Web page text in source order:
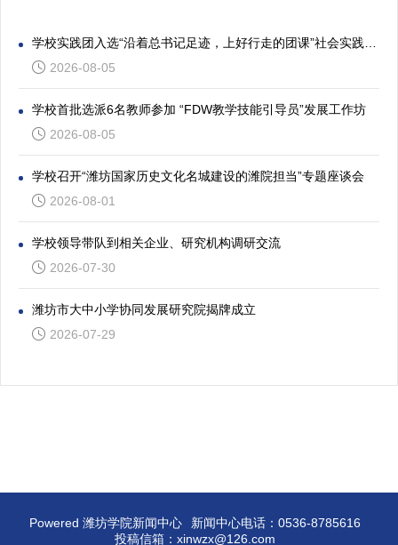
2026-08-05
学校首批选派6名教师参加 “FDW教学技能引导员”发展工作坊
2026-08-05
学校召开“潍坊国家历史文化名城建设的潍院担当”专题座谈会
2026-08-01
学校领导带队到相关企业、研究机构调研交流
2026-07-30
潍坊市大中小学协同发展研究院揭牌成立
2026-07-29
Powered 潍坊学院新闻中心
新闻中心电话：0536-8785616
投稿信箱：xinwzx@126.com